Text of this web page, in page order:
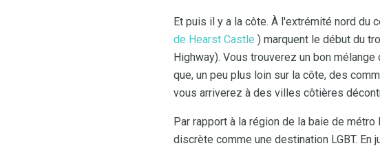
Et puis il y a la côte. À l'extrémité nord du
de Hearst Castle ) marquent le début du
Highway). Vous trouverez un bon
que, un peu plus loin sur la côte, des
vous arriverez à des villes côtières
Par rapport à la région de la baie de
discrète comme une destination LGBT.